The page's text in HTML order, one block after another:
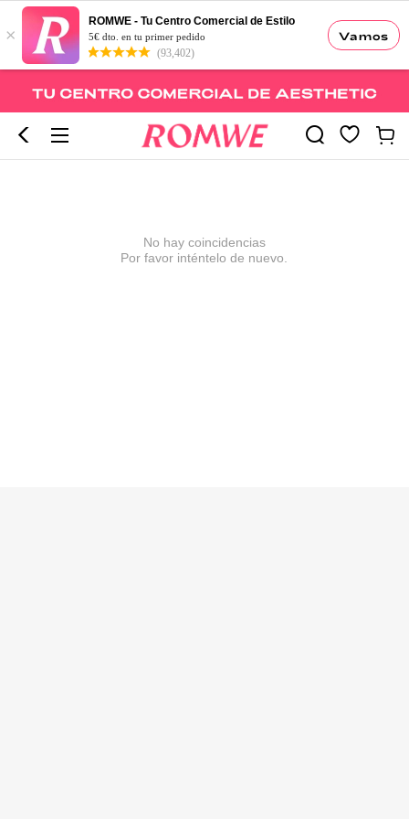
Vamos
×
ROMWE - Tu Centro Comercial de Estilo
5€ dto. en tu primer pedido
(93,402)
No hay coincidencias
Por favor inténtelo de nuevo.